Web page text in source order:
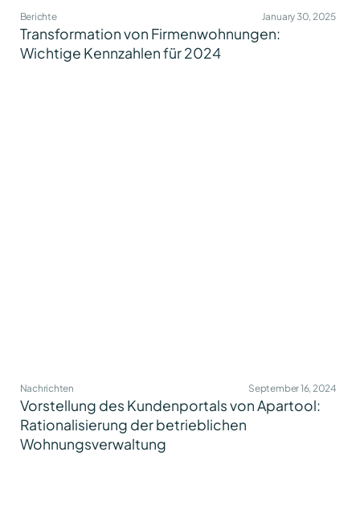
Berichte January 30, 2025
Transformation von Firmenwohnungen:
Wichtige Kennzahlen für 2024
Nachrichten September 16, 2024
Vorstellung des Kundenportals von Apartool:
Rationalisierung der betrieblichen
Wohnungsverwaltung